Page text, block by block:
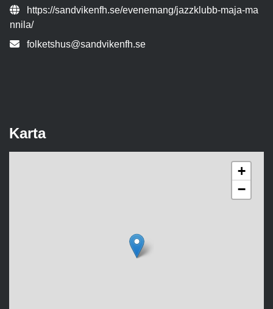
Evenemangslänk:
https://sandvikenfh.se/evenemang/jazzklubb-maja-ma
nnila/
E-post:
folketshus@sandvikenfh.se
Karta
+
−